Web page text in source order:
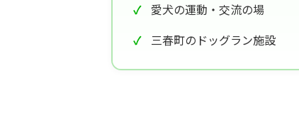
愛犬の運動・交流の場
三春町のドッグラン施設